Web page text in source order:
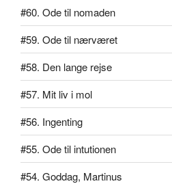
#60. Ode til nomaden
#59. Ode til nærværet
#58. Den lange rejse
#57. Mit liv i mol
#56. Ingenting
#55. Ode til intutionen
#54. Goddag, Martinus